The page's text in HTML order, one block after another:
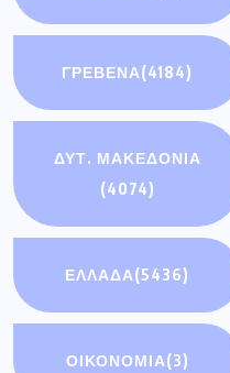
ΓΡΕΒΕΝΑ(4184)
ΔΥΤ. ΜΑΚΕΔΟΝΙΑ
(4074)
ΕΛΛΑΔΑ(5436)
ΟΙΚΟΝΟΜΊΑ(3)